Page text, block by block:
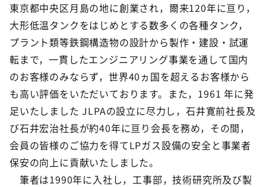
東京都中央区月島の地に創業され，爾来120年に亘り，
大形低温タンクをはじめとする数多くの各種タンク，
プラント類等鉄鋼構造物の設計から製作・建設・試運
転まで，一貫したエンジニアリング事業を通して国内
のお客様のみならず，世界40ヵ国を超えるお客様から
も高い評価をいただいております。また，1961 年に発
足いたしました JLPAの設立に尽力し，石井寛前社長及
び石井宏治社長が約40年に亘り会長を務め，その間，
会員の皆様のご協力を得てLPガス設備の安全と事業者
保安の向上に貢献いたしました。
筆者は1990年に入社し，工事部，技術研究所及び製